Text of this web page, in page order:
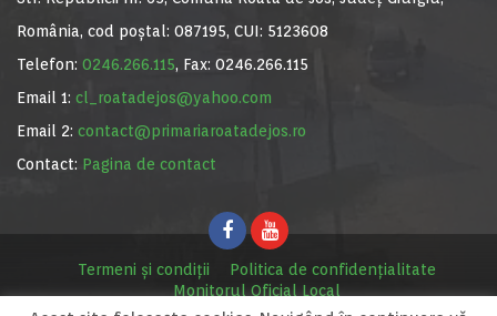
România, cod poștal: 087195, CUI: 5123608
Telefon: 0246.266.115, Fax: 0246.266.115
Email 1: cl_roatadejos@yahoo.com
Email 2: contact@primariaroatadejos.ro
Contact: Pagina de contact
Termeni și condiții
Politica de confidențialitate
Monitorul Oficial Local